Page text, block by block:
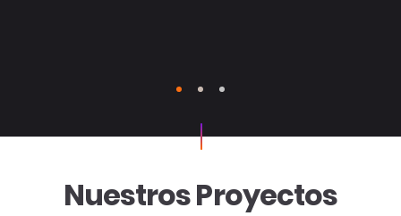
1 2 3
Nuestros Proyectos